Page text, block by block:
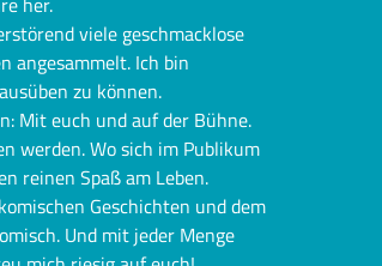
viele geschmacklose
angesammelt. Ich bin
zu können.
Mit euch und auf der Bühne.
werden. Wo sich im Publikum
reinen Spaß am Leben.
Geschichten und dem
Und mit jeder Menge